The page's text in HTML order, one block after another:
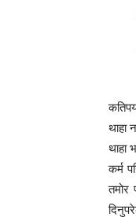
थाहा
थाहा
कर्म
तमोर